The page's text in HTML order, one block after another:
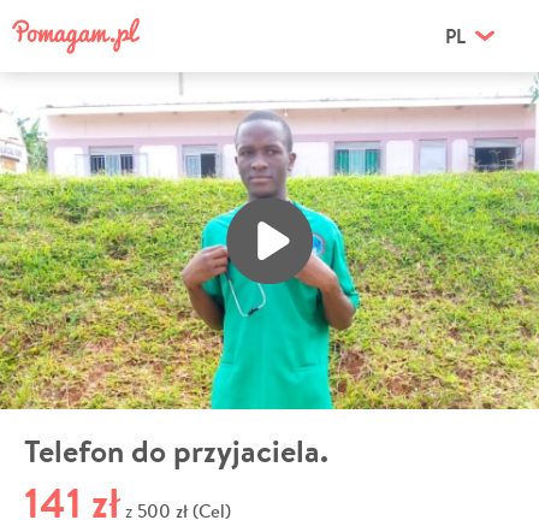
PL
Telefon do przyjaciela.
141 zł z 500 zł (Cel)